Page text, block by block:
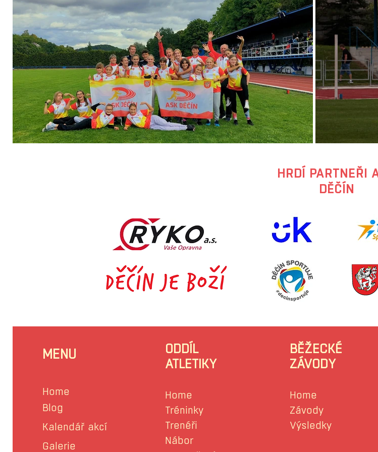
HRDÍ PARTNEŘI
DĚČÍN
MENU
Home
Blog
Kalendář akcí
Galerie
ODDÍL
ATLETIKY
Home
Tréninky
Trenéři
Nábor
BĚŽECKÉ
ZÁVODY
Home
Závody
Výsledky